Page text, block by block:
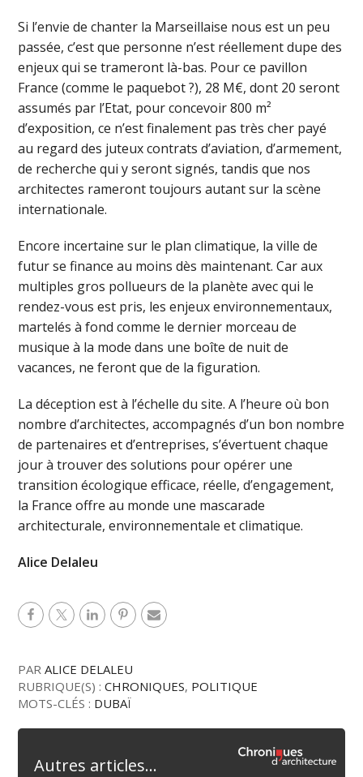
Si l’envie de chanter la Marseillaise nous est un peu
passée, c’est que personne n’est réellement dupe des
enjeux qui se trameront là-bas. Pour ce pavillon
France (comme le paquebot ?), 28 M€, dont 20 seront
assumés par l’Etat, pour concevoir 800 m²
d’exposition, ce n’est finalement pas très cher payé
au regard des juteux contrats d’aviation, d’armement,
de recherche qui y seront signés, tandis que nos
architectes rameront toujours autant sur la scène
internationale.
Encore incertaine sur le plan climatique, la ville de
futur se finance au moins dès maintenant. Car aux
multiples gros pollueurs de la planète avec qui le
rendez-vous est pris, les enjeux environnementaux,
martelés à fond comme le dernier morceau de
musique à la mode dans une boîte de nuit de
vacances, ne feront que de la figuration.
La déception est à l’échelle du site. A l’heure où bon
nombre d’architectes, accompagnés d’un bon nombre
de partenaires et d’entreprises, s’évertuent chaque
jour à trouver des solutions pour opérer une
transition écologique efficace, réelle, d’engagement,
la France offre au monde une mascarade
architecturale, environnementale et climatique.
Alice Delaleu
PARALICE DELALEU
RUBRIQUE(S) :CHRONIQUES, POLITIQUE
MOTS-CLÉS : DUBAÏ
Autres articles...